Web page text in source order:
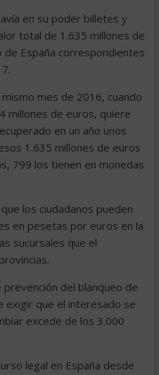
en su poder billetes y
total de 1.635 millones de
de España correspondientes
mes de 2016, cuando
millones de euros, quiere
en un año unos
1.635 millones de euros
799 los tienen en monedas
los ciudadanos pueden
en pesetas por euros en la
sucursales que el
prevención del blanqueo de
exigir que el interesado se
excede de los 3.000
legal en España desde